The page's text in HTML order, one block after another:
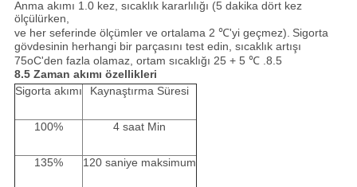
Anma akımı 1.0 kez, sıcaklık kararlılığı (5 dakika dört kez
ölçülürken,
ve her seferinde ölçümler ve ortalama 2 ℃'yi geçmez). Sigorta
gövdesinin herhangi bir parçasını test edin, sıcaklık artışı
75oC'den fazla olamaz, ortam sıcaklığı 25 + 5 ℃ .8.5
8.5 Zaman akımı özellikleri
Sigorta akımı
Kaynaştırma Süresi
100% 4 saat Min
135% 120 saniye maksimum